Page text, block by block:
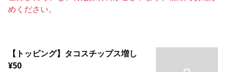
めください。
【トッピング】タコスチップス増し
¥50